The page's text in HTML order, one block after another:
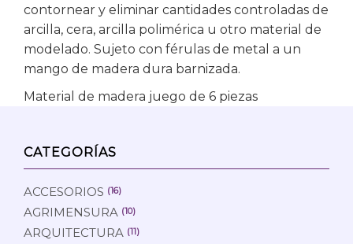
contornear y eliminar cantidades controladas de
arcilla, cera, arcilla polimérica u otro material de
modelado. Sujeto con férulas de metal a un
mango de madera dura barnizada.
Material de madera juego de 6 piezas
CATEGORÍAS
ACCESORIOS (16)
AGRIMENSURA (10)
ARQUITECTURA (11)